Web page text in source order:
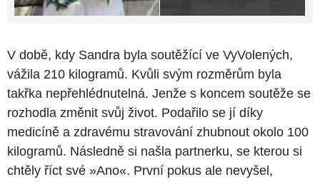
V době, kdy Sandra byla soutěžící ve VyVolených,
vážila 210 kilogramů. Kvůli svým rozměrům byla
takřka nepřehlédnutelná. Jenže s koncem soutěže se
rozhodla změnit svůj život. Podařilo se jí díky
medicíně a zdravému stravování zhubnout okolo 100
kilogramů. Následně si našla partnerku, se kterou si
chtěly říct své »Ano«. První pokus ale nevyšel,